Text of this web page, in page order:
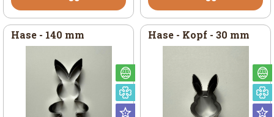
Hase - 140 mm Hase - Kopf - 30 mm